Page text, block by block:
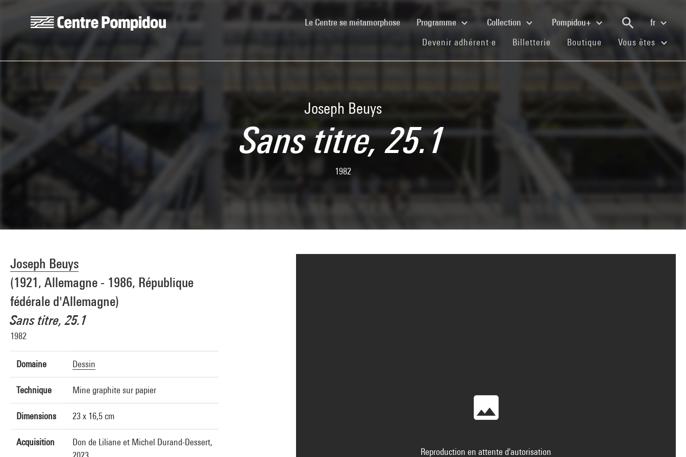
Le Centre se métamorphose(current)Programme Collection Pompidou+
fr
Devenir adhérent·e (current)
Billetterie (current)
Boutique (current)
Vous êtes
Joseph Beuys
Sans titre, 25.1
1982
Joseph Beuys
(1921, Allemagne - 1986, République
fédérale d'Allemagne)
Sans titre, 25.1
1982
Domaine Dessin
Technique Mine graphite sur papier
Dimensions 23 x 16,5 cm
Acquisition
Don de Liliane et Michel Durand-Dessert,
Reproduction en attente d'autorisation